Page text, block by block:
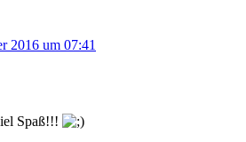
2016 um 07:41
Spaß!!!